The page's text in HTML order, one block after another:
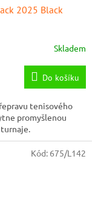
2025 Black
Skladem
Do košíku
tenisového
promyšlenou
Kód: 675/L142